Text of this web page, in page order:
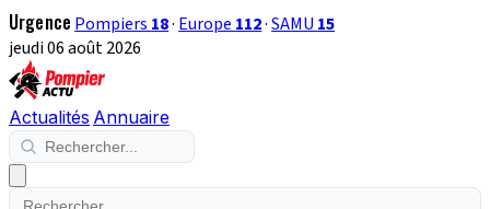
Urgence Pompiers 18· Europe 112·SAMU 15
jeudi 06 août 2026
Actualités Annuaire